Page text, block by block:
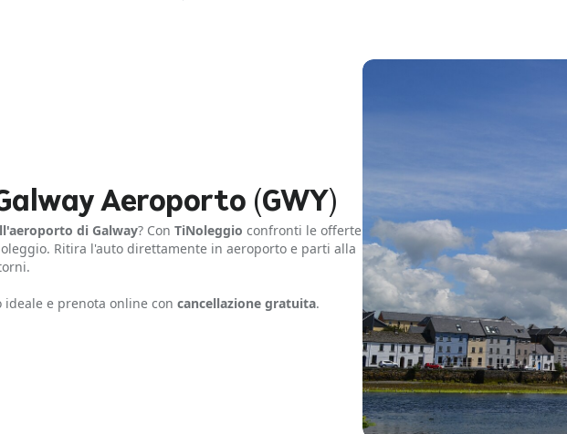
Aeroporto (GWY)
di Galway? Con TiNoleggio confronti le offerte
Ritira l'auto direttamente in aeroporto e parti alla
e prenota online con cancellazione gratuita.